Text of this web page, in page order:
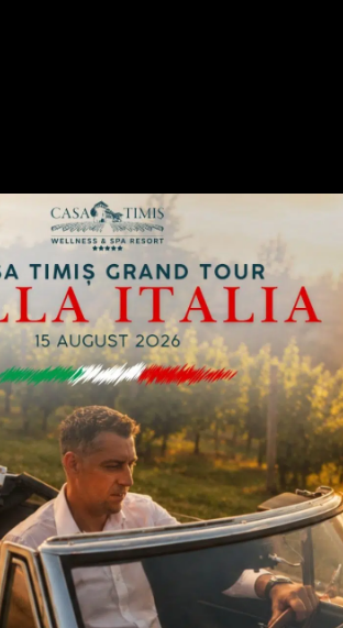
TIMIȘ WELLNESS & SPA RESORT
the Resort
domeniul Casa Timiș cu bicicletele